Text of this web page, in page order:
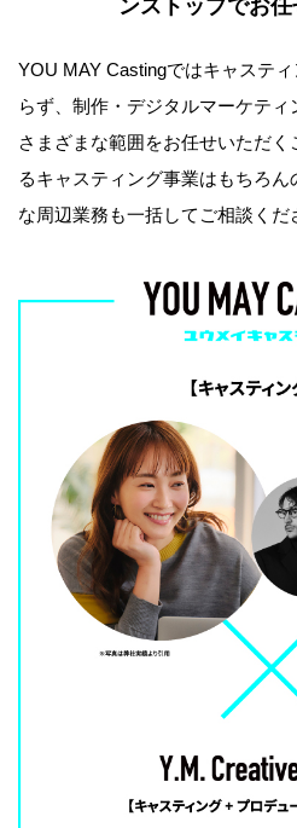
ンストップでお任
YOU MAY Castingではキャステ
らず、制作・デジタルマーケティ
さまざまな範囲をお任せいただ
るキャスティング事業はもちろ
な周辺業務も一括してご相談くだ